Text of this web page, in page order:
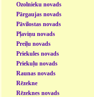
Ozolnieku novads
Pārgaujas novads
Pāvilostas novads
Pļaviņu novads
Preiļu novads
Priekules novads
Priekuļu novads
Raunas novads
Rēzekne
Rēzeknes novads